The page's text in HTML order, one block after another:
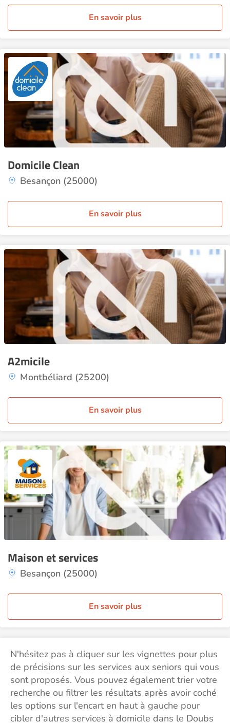
En savoir plus
Domicile Clean
Besançon (25000)
En savoir plus
A2micile
Montbéliard (25200)
En savoir plus
Maison et services
Besançon (25000)
En savoir plus
N'hésitez pas à cliquer sur les vignettes pour plus
de précisions sur les services aux seniors qui vous
sont proposés. Vous pouvez également trier votre
recherche ou filtrer les résultats après avoir coché
les options sur l'encart en haut à gauche pour
cibler d'autres services à domicile dans le Doubs